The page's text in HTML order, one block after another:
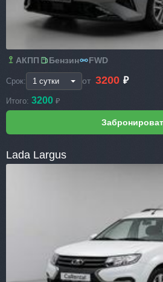
АКПП Бензин FWD
Срок: от 3200 ₽
Итого: 3200 ₽
Lada Largus